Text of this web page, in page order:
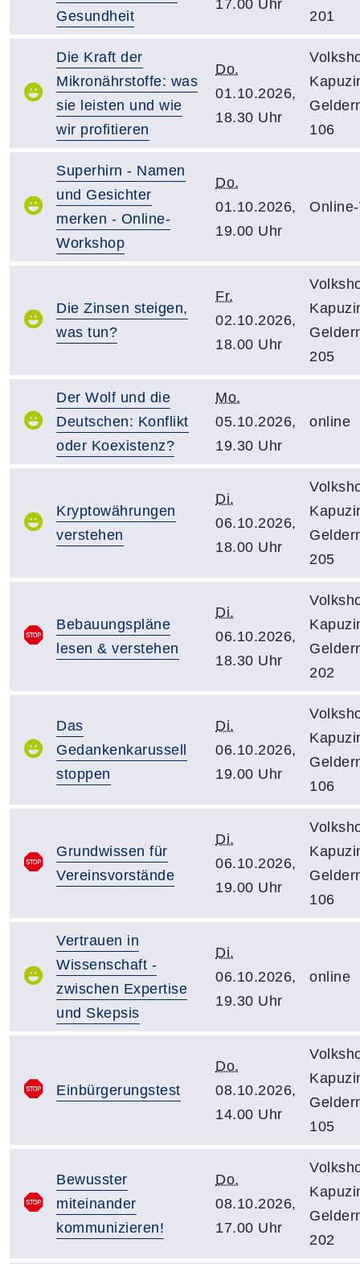
Gesundheit
17.00 Uhr
201
Die Kraft der
Mikronährstoffe: was
sie leisten und wie
wir profitieren
Do.
01.10.2026,
18.30 Uhr
106
Superhirn - Namen
und Gesichter
merken - Online-
Workshop
Do.
01.10.2026,
19.00 Uhr
Die Zinsen steigen,
was tun?
Fr.
02.10.2026,
18.00 Uhr
205
Der Wolf und die
Deutschen: Konflikt
oder Koexistenz?
Mo.
05.10.2026,
19.30 Uhr
online
Kryptowährungen
verstehen
Di.
06.10.2026,
18.00 Uhr
205
Bebauungspläne
lesen & verstehen
Di.
06.10.2026,
18.30 Uhr
202
Das
Gedankenkarussell
stoppen
Di.
06.10.2026,
19.00 Uhr
106
Grundwissen für
Vereinsvorstände
Di.
06.10.2026,
19.00 Uhr
106
Vertrauen in
Wissenschaft -
zwischen Expertise
und Skepsis
Di.
06.10.2026,
19.30 Uhr
online
Einbürgerungstest
Do.
08.10.2026,
14.00 Uhr
105
Bewusster
miteinander
kommunizieren!
Do.
08.10.2026,
17.00 Uhr
202